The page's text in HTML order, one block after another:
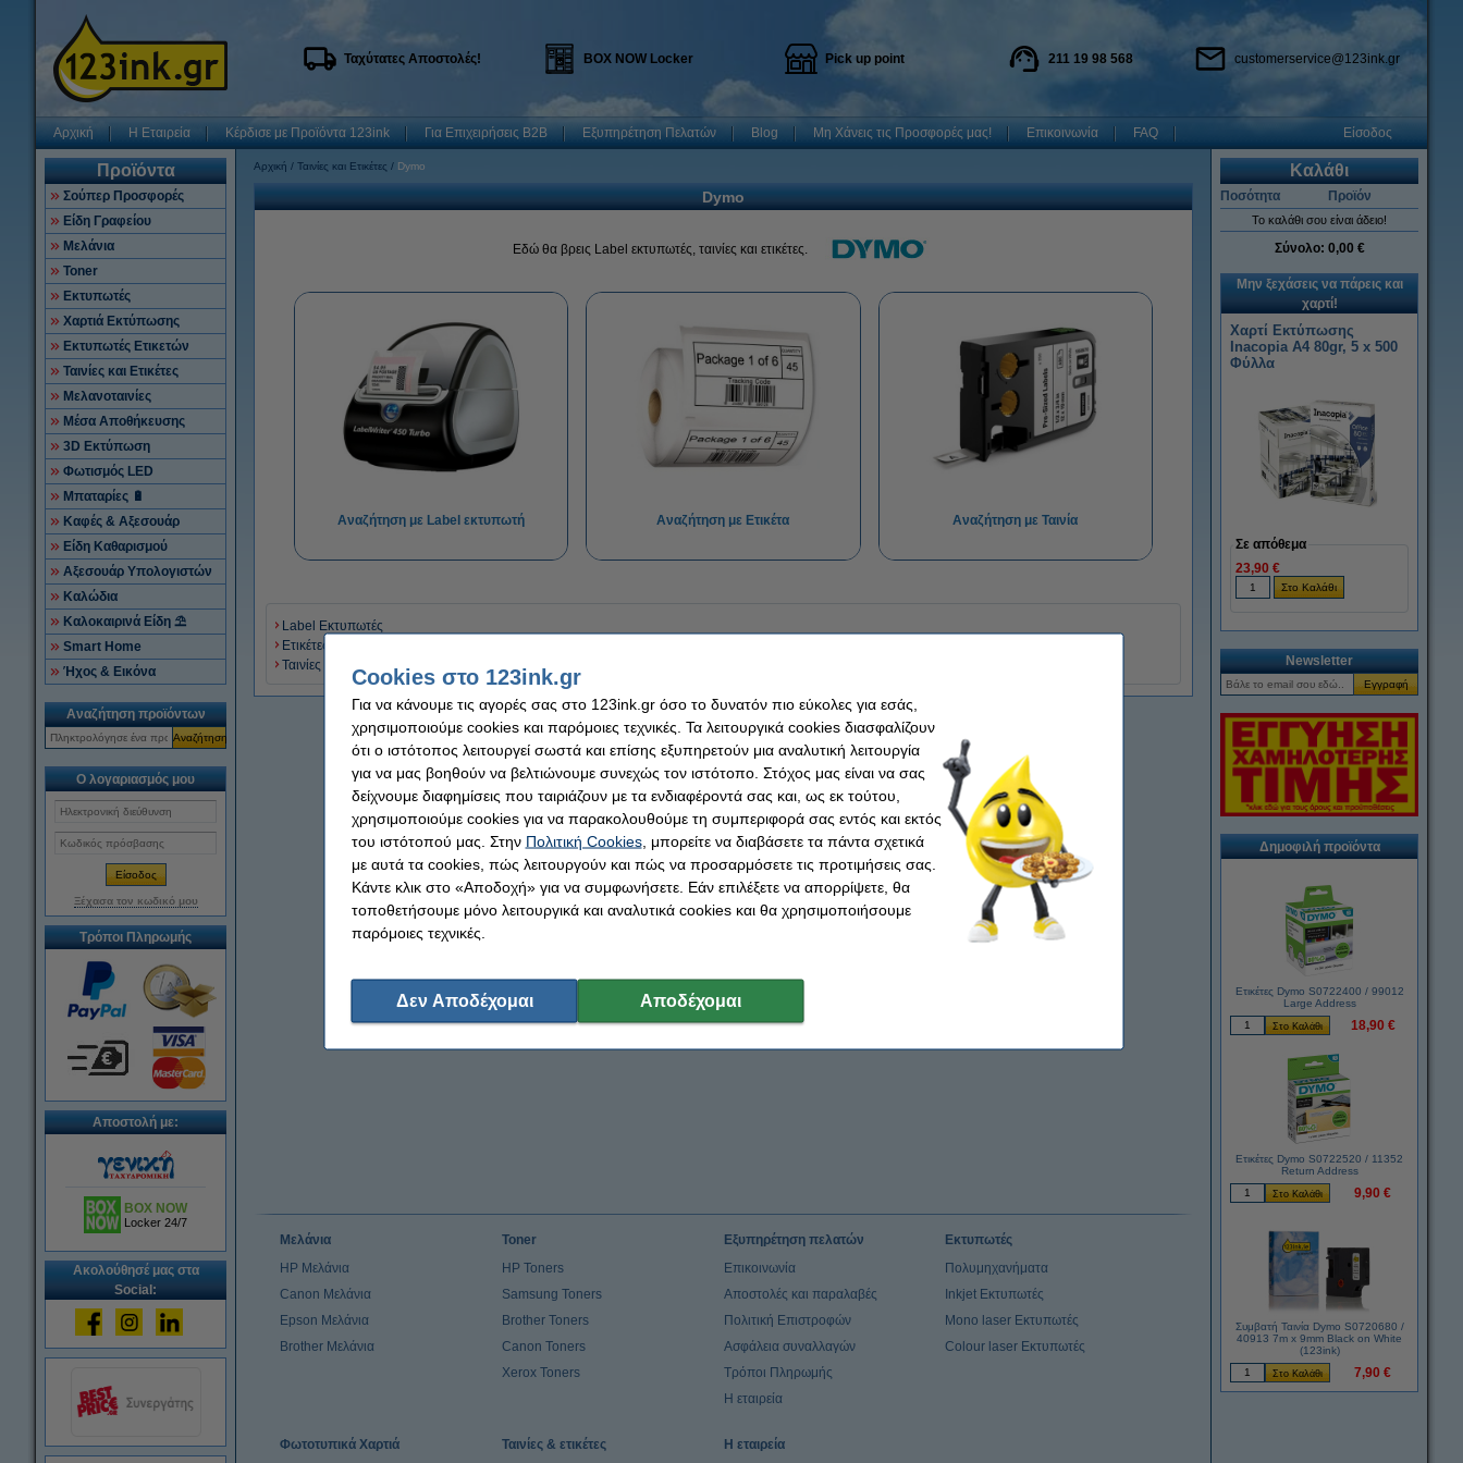
Ταχύτατες Αποστολές! BOX NOW Locker Pick up point 211 19 98 568 customerservice@123ink.gr
Αρχική Η Εταιρεία Κέρδισε με Προϊόντα 123ink Για Επιχειρήσεις B2B Εξυπηρέτηση Πελατών Blog Μη Χάνεις τις Προσφορές μας! Επικοινωνία FAQ Είσοδος
Προϊόντα
Σούπερ Προσφορές
Είδη Γραφείου
Μελάνια
Toner
Εκτυπωτές
Χαρτιά Εκτύπωσης
Εκτυπωτές Ετικετών
Ταινίες και Ετικέτες
Μελανοταινίες
Μέσα Αποθήκευσης
3D Εκτύπωση
Φωτισμός LED
Μπαταρίες 🔋
Καφές & Αξεσουάρ
Είδη Καθαρισμού
Αξεσουάρ Υπολογιστών
Καλώδια
Καλοκαιρινά Είδη ⛱
Smart Home
Ήχος & Εικόνα
Αναζήτηση προϊόντων
Αναζήτηση
Ο λογαριασμός μου
Ξέχασα τον κωδικό μου
Τρόποι Πληρωμής
Αποστολή με:
BOX NOW
Locker 24/7
Ακολούθησέ μας στα
Social:
Αρχική Ταινίες και Ετικέτες Dymo
Dymo
Εδώ θα βρεις Label εκτυπωτές, ταινίες και ετικέτες.
Αναζήτηση με Label εκτυπωτή Αναζήτηση με Ετικέτα Αναζήτηση με Ταινία
Label Εκτυπωτές
Ετικέτες
Ταινίες
Καλάθι
Ποσότητα Προϊόν
Το καλάθι σου είναι άδειο!
Σύνολο: 0,00 €
Μην ξεχάσεις να πάρεις και
χαρτί!
Χαρτί Εκτύπωσης
Inacopia Α4 80gr, 5 x 500
Φύλλα
Σε απόθεμα
23,90 €
Newsletter
Δημοφιλή προϊόντα
Ετικέτες Dymo S0722400 / 99012
Large Address
18,90 €
Ετικέτες Dymo S0722520 / 11352
Return Address
9,90 €
Συμβατή Ταινία Dymo S0720680 /
40913 7m x 9mm Black on White
(123ink)
7,90 €
Μελάνια
HP Μελάνια
Canon Μελάνια
Epson Μελάνια
Brother Μελάνια
Toner
HP Toners
Samsung Toners
Brother Toners
Canon Toners
Xerox Toners
Εξυπηρέτηση πελατών
Επικοινωνία
Αποστολές και παραλαβές
Πολιτική Επιστροφών
Ασφάλεια συναλλαγών
Τρόποι Πληρωμής
Η εταιρεία
Εκτυπωτές
Πολυμηχανήματα
Inkjet Εκτυπωτές
Mono laser Εκτυπωτές
Colour laser Εκτυπωτές
Φωτοτυπικά Χαρτιά Ταινίες & ετικέτες Η εταιρεία
Cookies στο 123ink.gr
Για να κάνουμε τις αγορές σας στο 123ink.gr όσο το δυνατόν πιο εύκολες για εσάς,
χρησιμοποιούμε cookies και παρόμοιες τεχνικές. Τα λειτουργικά cookies διασφαλίζουν
ότι ο ιστότοπος λειτουργεί σωστά και επίσης εξυπηρετούν μια αναλυτική λειτουργία
για να μας βοηθούν να βελτιώνουμε συνεχώς τον ιστότοπο. Στόχος μας είναι να σας
δείχνουμε διαφημίσεις που ταιριάζουν με τα ενδιαφέροντά σας και, ως εκ τούτου,
χρησιμοποιούμε cookies για να παρακολουθούμε τη συμπεριφορά σας εντός και εκτός
του ιστότοπού μας. Στην Πολιτική Cookies, μπορείτε να διαβάσετε τα πάντα σχετικά
με αυτά τα cookies, πώς λειτουργούν και πώς να προσαρμόσετε τις προτιμήσεις σας.
Κάντε κλικ στο «Αποδοχή» για να συμφωνήσετε. Εάν επιλέξετε να απορρίψετε, θα
τοποθετήσουμε μόνο λειτουργικά και αναλυτικά cookies και θα χρησιμοποιήσουμε
παρόμοιες τεχνικές.
Δεν Αποδέχομαι Αποδέχομαι